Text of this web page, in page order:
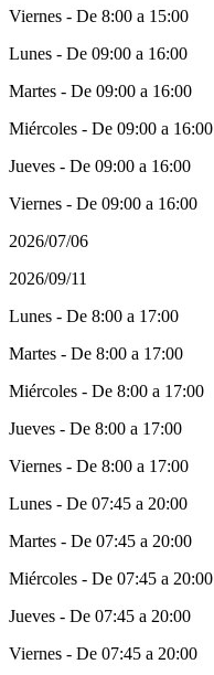
Viernes - De 8:00 a 15:00
Lunes - De 09:00 a 16:00
Martes - De 09:00 a 16:00
Miércoles - De 09:00 a 16:00
Jueves - De 09:00 a 16:00
Viernes - De 09:00 a 16:00
2026/07/06
2026/09/11
Lunes - De 8:00 a 17:00
Martes - De 8:00 a 17:00
Miércoles - De 8:00 a 17:00
Jueves - De 8:00 a 17:00
Viernes - De 8:00 a 17:00
Lunes - De 07:45 a 20:00
Martes - De 07:45 a 20:00
Miércoles - De 07:45 a 20:00
Jueves - De 07:45 a 20:00
Viernes - De 07:45 a 20:00